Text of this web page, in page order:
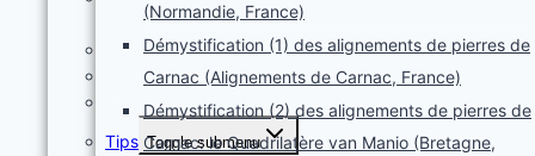
(Normandie, France)
Démystification (1) des alignements de pierres de
Carnac (Alignements de Carnac, France)
Démystification (2) des alignements de pierres de
Carnac: le Quadrilatère van Manio (Bretagne,
Koendalinie-Energie
Auratentoonstelling II
Recensies
Kundalini-ontwaking
Tips Toggle submenu